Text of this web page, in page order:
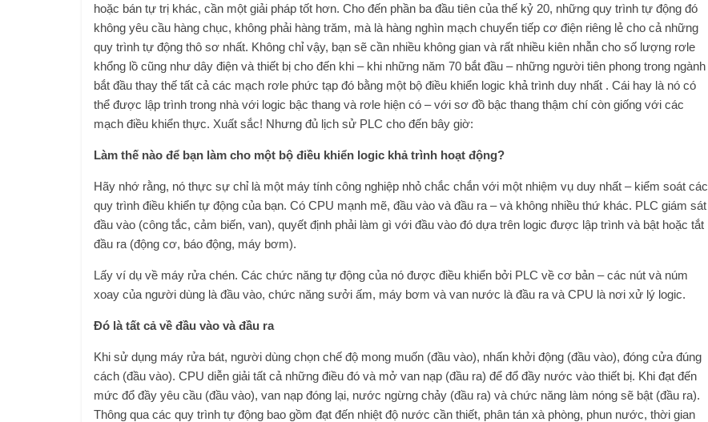
hoặc bán tự trị khác, cần một giải pháp tốt hơn. Cho đến phần ba đầu tiên của thế kỷ 20, những quy trình tự động đó
không yêu cầu hàng chục, không phải hàng trăm, mà là hàng nghìn mạch chuyển tiếp cơ điện riêng lẻ cho cả những
quy trình tự động thô sơ nhất. Không chỉ vậy, bạn sẽ cần nhiều không gian và rất nhiều kiên nhẫn cho số lượng rơle
khổng lồ cũng như dây điện và thiết bị cho đến khi – khi những năm 70 bắt đầu – những người tiên phong trong ngành
bắt đầu thay thế tất cả các mạch rơle phức tạp đó bằng một bộ điều khiển logic khả trình duy nhất . Cái hay là nó có
thể được lập trình trong nhà với logic bậc thang và rơle hiện có – với sơ đồ bậc thang thậm chí còn giống với các
mạch điều khiển thực. Xuất sắc! Nhưng đủ lịch sử PLC cho đến bây giờ:
Làm thế nào để bạn làm cho một bộ điều khiển logic khả trình hoạt động?
Hãy nhớ rằng, nó thực sự chỉ là một máy tính công nghiệp nhỏ chắc chắn với một nhiệm vụ duy nhất – kiểm soát các
quy trình điều khiển tự động của bạn. Có CPU mạnh mẽ, đầu vào và đầu ra – và không nhiều thứ khác. PLC giám sát
đầu vào (công tắc, cảm biến, van), quyết định phải làm gì với đầu vào đó dựa trên logic được lập trình và bật hoặc tắt
đầu ra (động cơ, báo động, máy bơm).
Lấy ví dụ về máy rửa chén. Các chức năng tự động của nó được điều khiển bởi PLC về cơ bản – các nút và núm
xoay của người dùng là đầu vào, chức năng sưởi ấm, máy bơm và van nước là đầu ra và CPU là nơi xử lý logic.
Đó là tất cả về đầu vào và đầu ra
Khi sử dụng máy rửa bát, người dùng chọn chế độ mong muốn (đầu vào), nhấn khởi động (đầu vào), đóng cửa đúng
cách (đầu vào). CPU diễn giải tất cả những điều đó và mở van nạp (đầu ra) để đổ đầy nước vào thiết bị. Khi đạt đến
mức đổ đầy yêu cầu (đầu vào), van nạp đóng lại, nước ngừng chảy (đầu ra) và chức năng làm nóng sẽ bật (đầu ra).
Thông qua các quy trình tự động bao gồm đạt đến nhiệt độ nước cần thiết, phân tán xà phòng, phun nước, thời gian